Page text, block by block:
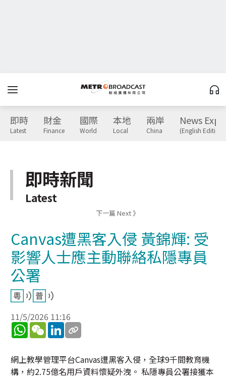
即時
Latest
財金
Finance
國際
World
本地
Local
兩岸
China
News
(English Edition)
即時新聞
Latest
下一篇 Next 》
Canvas遭黑客入侵 黃錦輝: 受
影響人士應主動聯絡私隱專員
公署
11/5/2026 11:16
WhatsApp
WeChatLinkedIn
網上教學管理平台Canvas遭黑客入侵，全球9千間教育機
構，約2.75億名用戶資料懷疑外洩。 私隱專員公署接獲本